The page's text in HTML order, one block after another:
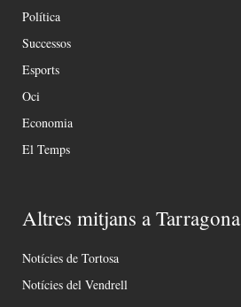
Política
Successos
Esports
Oci
Economia
El Temps
Altres mitjans a Tarragona
Notícies de Tortosa
Notícies del Vendrell